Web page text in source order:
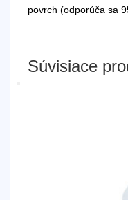
povrch (odporúča sa
Súvisiace